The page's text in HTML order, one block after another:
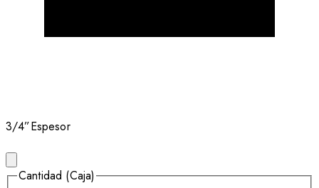
3/4”Espesor
Cantidad (Caja)